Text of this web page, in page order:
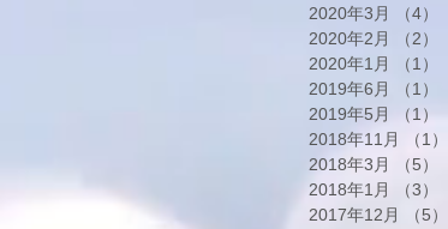
2020年3月
（4）
2020年2月
（2）
2020年1月
（1）
2019年6月
（1）
2019年5月
（1）
2018年11月
（1）
2018年3月
（5）
2018年1月
（3）
2017年12月
（5）